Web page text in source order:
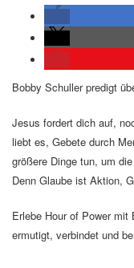
Bobby Schuller predigt
Jesus fordert dich auf,
liebt es, Gebete durch
größere Dinge tun, um
Denn Glaube ist Aktion,
Erlebe Hour of Power
ermutigt, verbindet und